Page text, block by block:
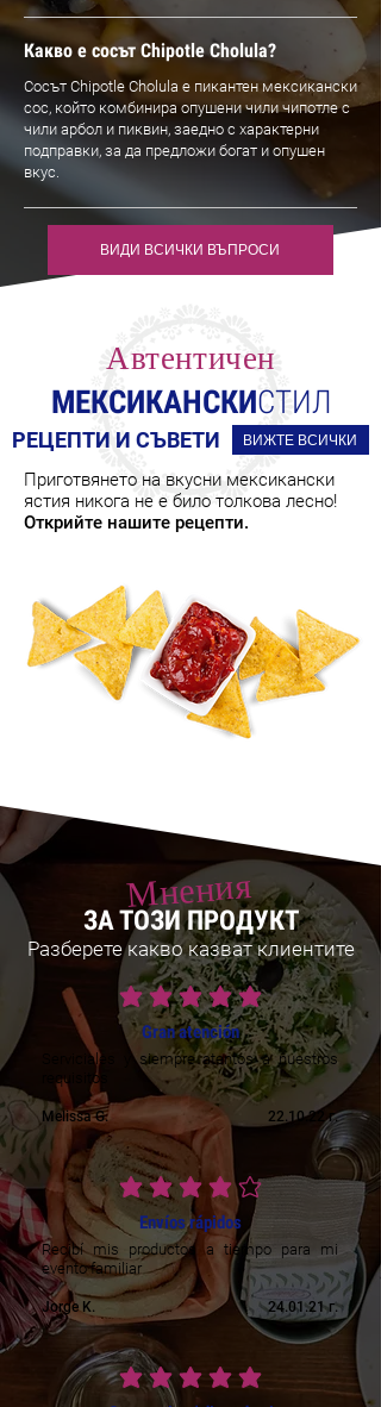
Какво е сосът Chipotle Cholula?
Сосът Chipotle Cholula е пикантен мексикански
сос, който комбинира опушени чили чипотле с
чили арбол и пиквин, заедно с характерни
подправки, за да предложи богат и опушен
вкус.
ВИДИ ВСИЧКИ ВЪПРОСИ
Автентичен
МЕКСИКАНСКИСТИЛ
РЕЦЕПТИ И СЪВЕТИ ВИЖТЕ ВСИЧКИ
Приготвянето на вкусни мексикански
ястия никога не е било толкова лесно!
Открийте нашите рецепти.
Мнения
ЗА ТОЗИ ПРОДУКТ
Разберете какво казват клиентите
средната оценка е 5 от 5
Gran atención
Serviciales y siempre atentos a nuestros
requisitos
Melissa G. 22.10.22 г.
средната оценка е 4 от 5
Envíos rápidos
Recibí mis productos a tiempo para mi
evento familiar
Jorge K. 24.01.21 г.
средната оценка е 5 от 5